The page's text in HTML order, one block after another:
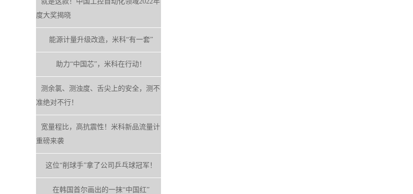
度大奖揭晓
能源计量升级改造，米科“有一套”
助力“中国芯”，米科在行动！
测余氯、测浊度、舌尖上的安全，测不
准绝对不行！
宽量程比，高抗震性！米科新品流量计
重磅来袭
这位“削球手”拿了公司乒乓球冠军！
在韩国首尔画出的一抹“中国红”